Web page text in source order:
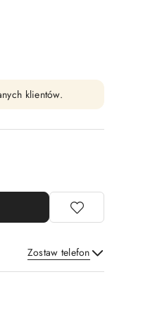
klientów.
Zostaw telefon
Wyślij